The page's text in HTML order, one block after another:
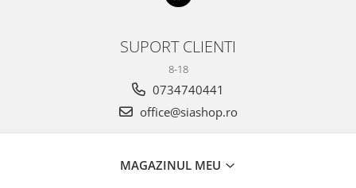
SUPORT CLIENTI
8-18
0734740441
office@siashop.ro
MAGAZINUL MEU